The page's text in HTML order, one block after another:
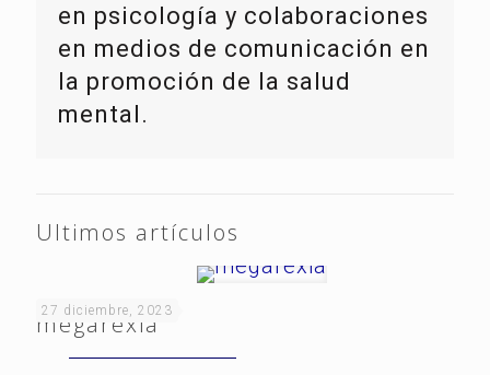
en psicología y colaboraciones
en medios de comunicación en
la promoción de la salud
mental.
Ultimos artículos
27 diciembre, 2023
megarexia